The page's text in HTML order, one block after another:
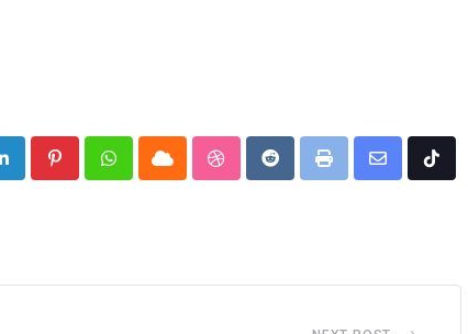
LinkedIn PinterestWhatsappCloud StumbleUpon
RedditPrint
Share
Tiktok